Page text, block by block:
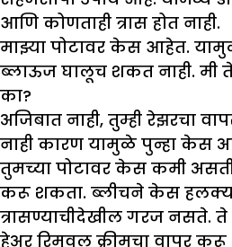
आणि कोणताही त्रास होत नाही.
माझ्या पोटावर केस आहेत.
ब्लाऊज घालूच शकत नाही.
का?
अजिबात नाही, तुम्ही रेझरचा
नाही कारण यामुळे पुन्हा केस
तुमच्या पोटावर केस कमी
करू शकता. ब्लीचने केस
त्रासण्याचीदेखील गरज नसते. ते
हेअर रिमूवल क्रीमचा वापर करू